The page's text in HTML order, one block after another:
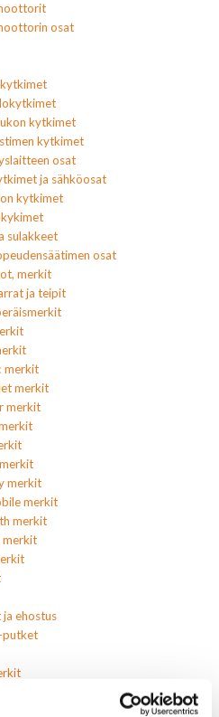
osat
kytkimet
kytkimet
osat
ja sähköosat
kytkimet
sulakkeet
osat
merkit
ja teipit
merkit
merkit
merkit
merkit
merkit
merkit
merkit
ehostus
putket